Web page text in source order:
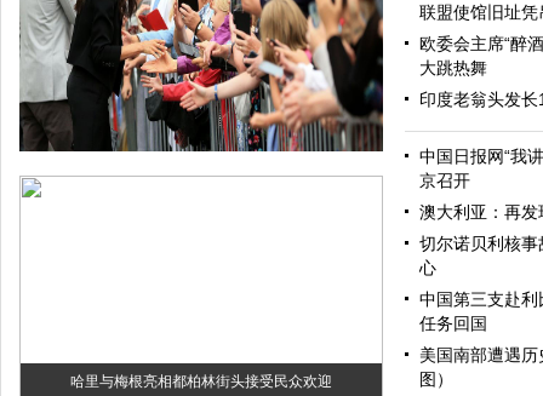
哈里与梅根亮相都柏林街头接受民众欢迎
联盟使馆旧址凭
欧委会主席“醉
大跳热舞
印度老翁头发
中国日报网“我
京召开
澳大利亚：再
切尔诺贝利核
心
中国第三支赴
任务回国
美国南部遭遇
图）